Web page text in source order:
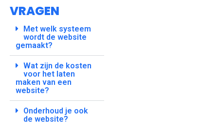
VRAGEN
Met welk systeem
wordt de website
gemaakt?
Wat zijn de kosten
voor het laten
maken van een
website?
Onderhoud je ook
de website?